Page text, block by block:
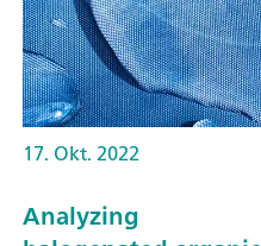
17. Okt. 2022
Analyzing